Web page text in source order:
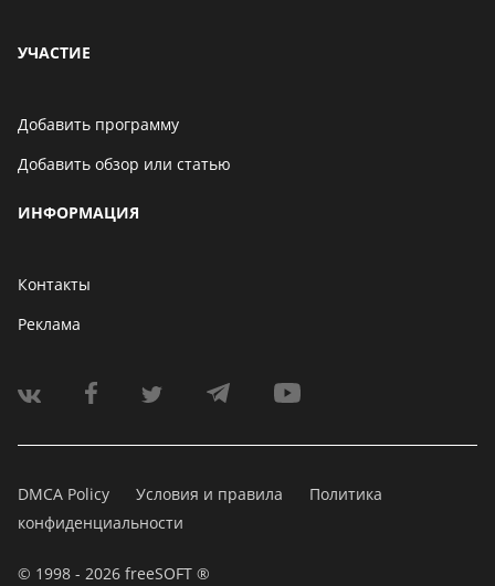
УЧАСТИЕ
Добавить программу
Добавить обзор или статью
ИНФОРМАЦИЯ
Контакты
Реклама
DMCA Policy Условия и правила
Политика
конфиденциальности
© 1998 - 2026 freeSOFT ®